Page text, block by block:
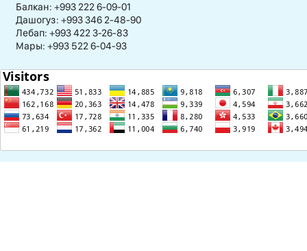
Балкан: +993 222 6-09-01
Дашогуз: +993 346 2-48-90
Лебап: +993 422 3-26-83
Мары: +993 522 6-04-93